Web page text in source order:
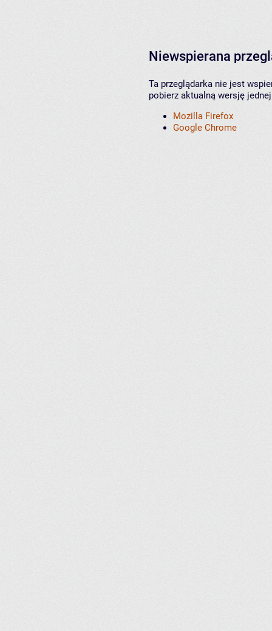
Niewspierana
Ta przeglądarka nie jest
pobierz aktualną wersję
Mozilla Firefox
Google Chrome